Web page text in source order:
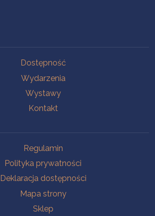
Dostępność
Wydarzenia
Wystawy
Kontakt
Regulamin
Polityka prywatności
Deklaracja dostępności
Mapa strony
Sklep